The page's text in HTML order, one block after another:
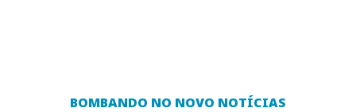
BOMBANDO NO NOVO NOTÍCIAS